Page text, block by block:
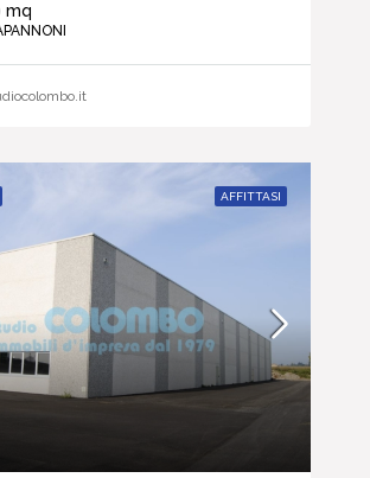
mq
AFFITTASI